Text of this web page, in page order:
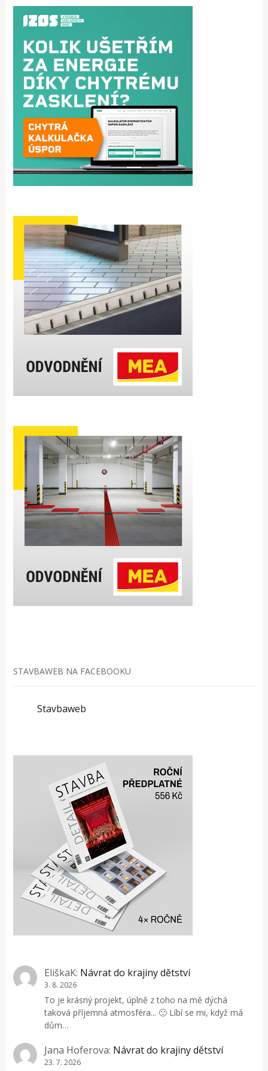
STAVBAWEB NA FACEBOOKU
Stavbaweb
EliškaK: Návrat do krajiny dětství
3. 8. 2026
To je krásný projekt, úplně z toho na mě dýchá
taková příjemná atmosféra... 🙂 Líbí se mi, když má
dům…
Jana Hoferova: Návrat do krajiny dětství
23. 7. 2026